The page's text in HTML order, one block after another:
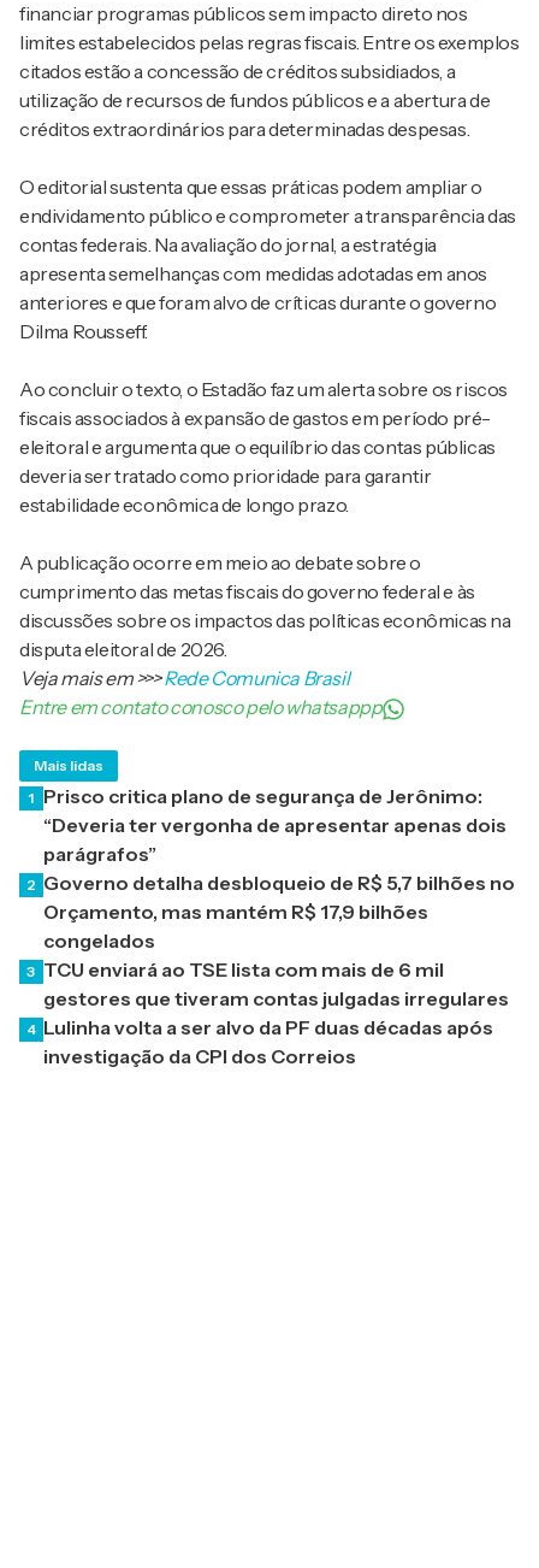
financiar programas públicos sem impacto direto nos
limites estabelecidos pelas regras fiscais. Entre os exemplos
citados estão a concessão de créditos subsidiados, a
utilização de recursos de fundos públicos e a abertura de
créditos extraordinários para determinadas despesas.
O editorial sustenta que essas práticas podem ampliar o
endividamento público e comprometer a transparência das
contas federais. Na avaliação do jornal, a estratégia
apresenta semelhanças com medidas adotadas em anos
anteriores e que foram alvo de críticas durante o governo
Dilma Rousseff.
Ao concluir o texto, o Estadão faz um alerta sobre os riscos
fiscais associados à expansão de gastos em período pré-
eleitoral e argumenta que o equilíbrio das contas públicas
deveria ser tratado como prioridade para garantir
estabilidade econômica de longo prazo.
A publicação ocorre em meio ao debate sobre o
cumprimento das metas fiscais do governo federal e às
discussões sobre os impactos das políticas econômicas na
disputa eleitoral de 2026.
Veja mais em>>>Rede Comunica Brasil
Entre em contato conosco pelo whatsappp
Mais lidas
1 Prisco critica plano de segurança de Jerônimo:
“Deveria ter vergonha de apresentar apenas dois
parágrafos”
2 Governo detalha desbloqueio de R$ 5,7 bilhões no
Orçamento, mas mantém R$ 17,9 bilhões
congelados
3 TCU enviará ao TSE lista com mais de 6 mil
gestores que tiveram contas julgadas irregulares
4 Lulinha volta a ser alvo da PF duas décadas após
investigação da CPI dos Correios